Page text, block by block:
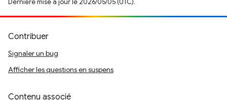
Dernière mise à jour le 2026/05/05 (UTC).
Contribuer
Signaler un bug
Afficher les questions en suspens
Contenu associé